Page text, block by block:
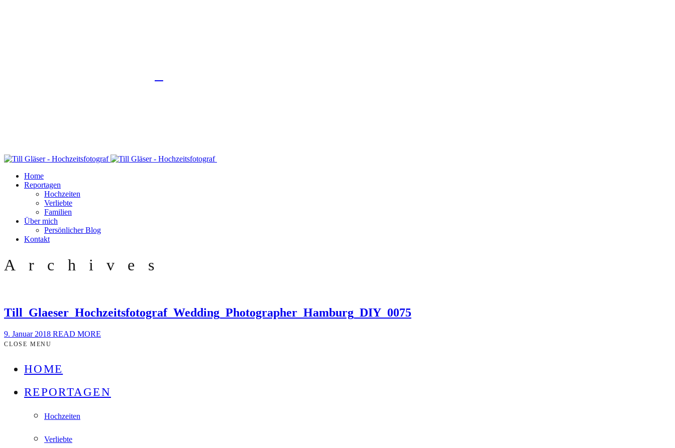
Home
Reportagen
Hochzeiten
Verliebte
Familien
Über mich
Persönlicher Blog
Kontakt
Archives
Till_Glaeser_Hochzeitsfotograf_Wedding_Photographer_Hamburg_DIY_0075
9. Januar 2018 READ MORE
CLOSE MENU
HOME
REPORTAGEN
Hochzeiten
Verliebte